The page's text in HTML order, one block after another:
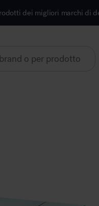
di design pronti per il